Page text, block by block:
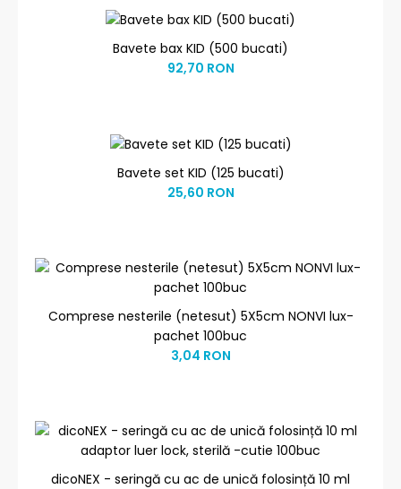
Bavete bax KID (500 bucati)
92,70 RON
Bavete set KID (125 bucati)
25,60 RON
Comprese nesterile (netesut) 5X5cm NONVI lux-
pachet 100buc
3,04 RON
dicoNEX - seringă cu ac de unică folosință 10 ml